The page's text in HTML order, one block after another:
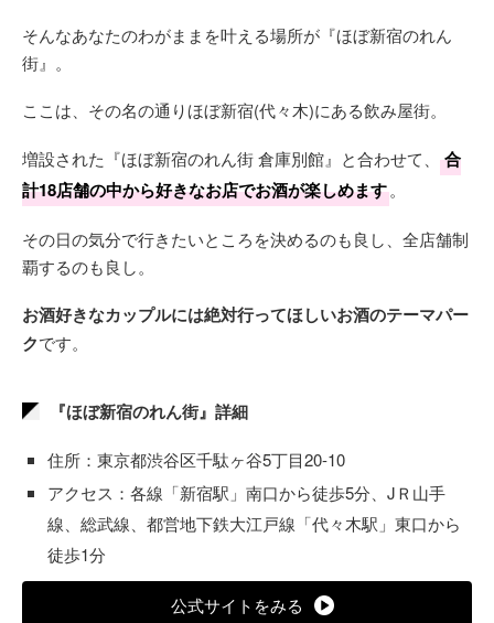
そんなあなたのわがままを叶える場所が『ほぼ新宿のれん
街』。
ここは、その名の通りほぼ新宿(代々木)にある飲み屋街。
増設された『ほぼ新宿のれん街 倉庫別館』と合わせて、
合
計18店舗の中から好きなお店でお酒が楽しめます。
その日の気分で行きたいところを決めるのも良し、全店舗制
覇するのも良し。
お酒好きなカップルには絶対行ってほしいお酒のテーマパー
クです。
『ほぼ新宿のれん街』詳細
住所：東京都渋谷区千駄ヶ谷5丁目20-10
アクセス：各線「新宿駅」南口から徒歩5分、JＲ山手
線、総武線、都営地下鉄大江戸線「代々木駅」東口から
徒歩1分
公式サイトをみる